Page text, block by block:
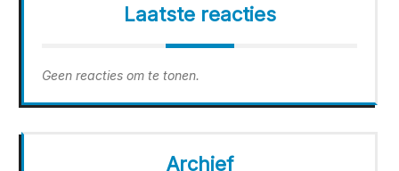
Laatste reacties
Geen reacties om te tonen.
Archief